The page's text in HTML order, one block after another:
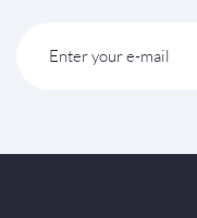
Enter your e-mail